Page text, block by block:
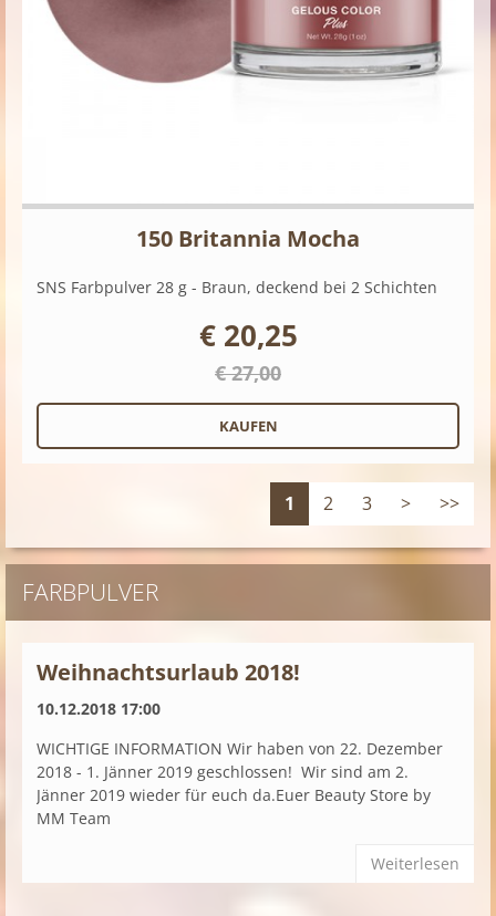
150 Britannia Mocha
SNS Farbpulver 28 g - Braun, deckend bei 2 Schichten
€ 20,25
€ 27,00
1 2 3 > >>
FARBPULVER
Weihnachtsurlaub 2018!
10.12.2018 17:00
WICHTIGE INFORMATION Wir haben von 22. Dezember
2018 - 1. Jänner 2019 geschlossen! Wir sind am 2.
Jänner 2019 wieder für euch da. ​ Euer Beauty Store by
MM Team
Weiterlesen